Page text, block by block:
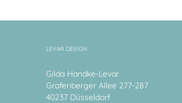
LEVAR DESIGN
Gilda Handke-Levar
Grafenberger Allee 277-287
40237 Düsseldorf